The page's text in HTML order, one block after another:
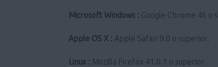
Microsoft Windows : Google Chrome 46 o
Apple OS X : Apple Safari 9.0 o superior.
Linux : Mozilla Firefox 41.0.1 o superior.